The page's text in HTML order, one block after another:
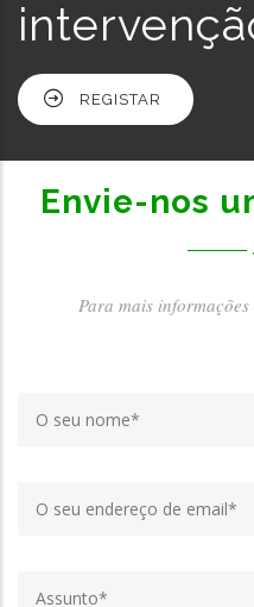
REGISTAR
Envie-nos
Para mais